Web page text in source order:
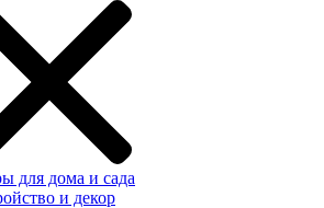
для дома и сада
и декор